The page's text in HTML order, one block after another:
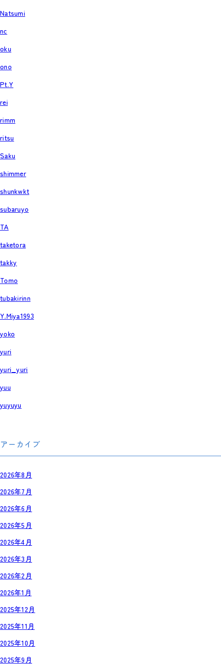
Natsumi
nc
oku
ono
Pt.Y
rei
rimm
ritsu
Saku
shimmer
shunkwkt
subaruyo
TA
taketora
takky
Tomo
tubakirinn
Y.Miya1993
yoko
yuri
yuri_yuri
yuu
yuyuyu
アーカイブ
2026年8月
2026年7月
2026年6月
2026年5月
2026年4月
2026年3月
2026年2月
2026年1月
2025年12月
2025年11月
2025年10月
2025年9月